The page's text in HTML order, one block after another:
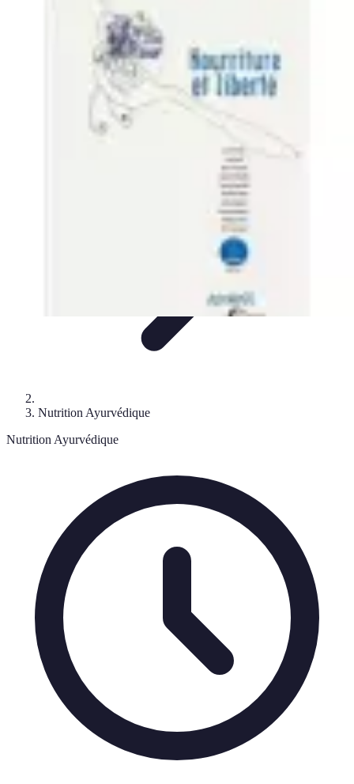
Santé et Bien-êtrePratiques et Rituels
Plantes et Remèdes
Santé Ayurvédique
Nutrition Ayurvédique
Nutrition Ayurvédique